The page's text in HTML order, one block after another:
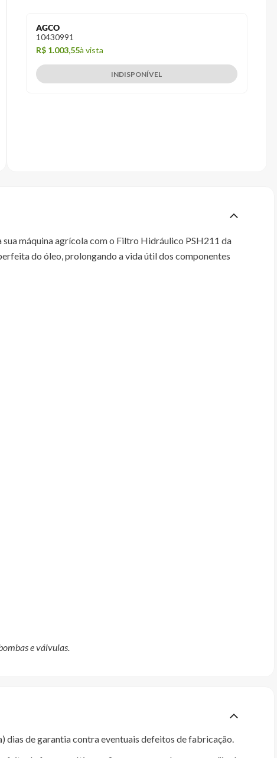
AGCO
10430991
R$ 1.003,55à vista
INDISPONÍVEL
máquina agrícola com o Filtro Hidráulico PSH211 da
do óleo, prolongando a vida útil dos componentes
e válvulas.
dias de garantia contra eventuais defeitos de fabricação.